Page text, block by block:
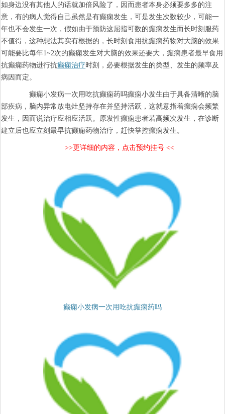
如身边没有其他人的话就加倍风险了，因而患者本身必须要多多的注
意，有的病人觉得自己虽然是有癫痫发生，可是发生次数较少，可能一
年也不会发生一次，假如由于预防这屈指可数的癫痫发生而长时刻服药
不值得，这种想法其实有根据的，长时刻食用抗癫痫药物对大脑的效果
可能要比每年1~2次的癫痫发生对大脑的效果还要大，癫痫患者最早食用
抗癫痫药物进行抗癫痫治疗 时刻，必要根据发生的类型、发生的频率及
病因而定。
癫痫小发病一次用吃抗癫痫药吗癫痫小发生由于具备清晰的脑
部疾病，脑内异常放电灶坚持存在并坚持活跃，这就意指着癫痫会频繁
发生，因而说治疗应相应活跃。原发性癫痫患者若高频次发生，在诊断
建立后也应立刻最早抗癫痫药物治疗，赶快掌控癫痫发生。
>>更详细的内容，点击预约挂号 <<
癫痫小发病一次用吃抗癫痫药吗